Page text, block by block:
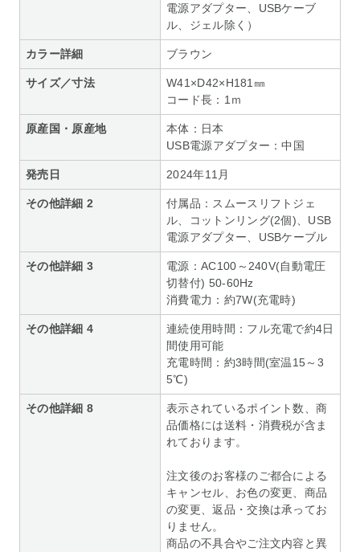
電源アダプター、USBケーブ
ル、ジェル除く）
カラー詳細 ブラウン
サイズ／寸法
W41×D42×H181㎜
コード長：1ｍ
原産国・原産地
本体：日本
USB電源アダプター：中国
発売日 2024年11月
その他詳細 2
付属品：スムースリフトジェ
ル、コットンリング(2個)、USB
電源アダプター、USBケーブル
その他詳細 3
電源：AC100～240V(自動電圧
切替付) 50-60Hz
消費電力：約7W(充電時)
その他詳細 4
連続使用時間：フル充電で約4日
間使用可能
充電時間：約3時間(室温15～3
5℃)
その他詳細 8
表示されているポイント数、商
品価格には送料・消費税が含ま
れております。
注文後のお客様のご都合による
キャンセル、お色の変更、商品
の変更、返品・交換は承ってお
りません。
商品の不具合やご注文内容と異